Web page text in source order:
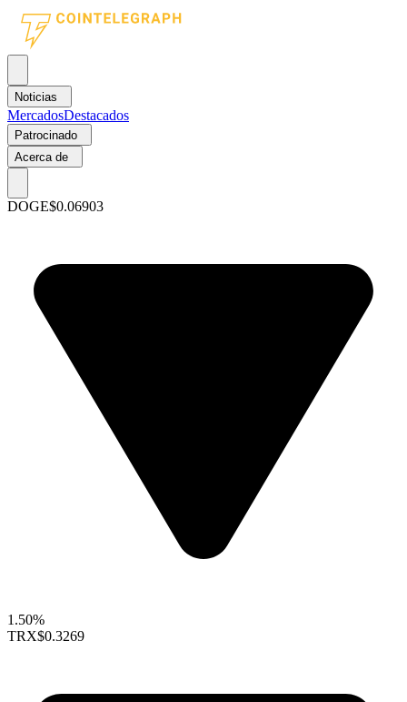
Noticias
MercadosDestacados
Patrocinado
Acerca de
DOGE$0.06903
1.50%
TRX$0.3269